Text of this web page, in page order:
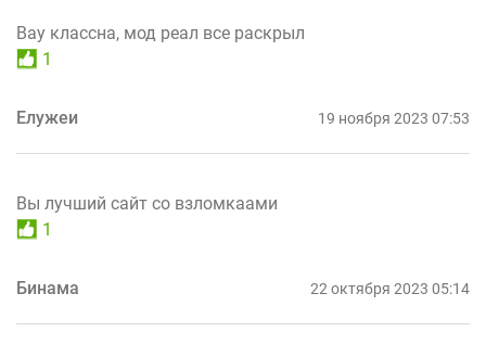
Вау классна, мод реал все раскрыл
1
Елужеи 19 ноября 2023 07:53
Вы лучший сайт со взломкаами
1
Бинама 22 октября 2023 05:14